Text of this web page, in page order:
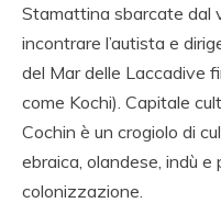
Stamattina sbarcate dal
incontrare l’autista e
del Mar delle Laccadive
come Kochi). Capitale
Cochin è un crogiolo di
ebraica, olandese, indù
colonizzazione.